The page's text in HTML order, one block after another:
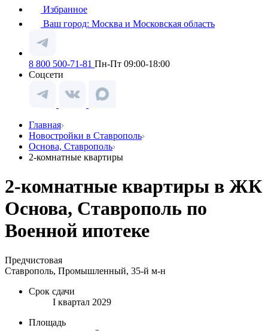
Избранное
Ваш город: Москва и Московская область
8 800 500-71-81 Пн-Пт 09:00-18:00
Соцсети
Главная
Новостройки в Ставрополь
Основа, Ставрополь
2-комнатные квартиры
2-комнатные квартиры в ЖК
Основа, Ставрополь по
Военной ипотеке
Предчистовая
Ставрополь, Промышленный, 35-й м-н
Срок сдачи
I квартал 2029
Площадь